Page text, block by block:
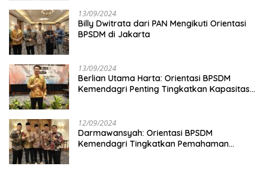
13/09/2024
Billy Dwitrata dari PAN Mengikuti Orientasi
BPSDM di Jakarta
13/09/2024
Berlian Utama Harta: Orientasi BPSDM
Kemendagri Penting Tingkatkan Kapasitas
12/09/2024
Darmawansyah: Orientasi BPSDM
Kemendagri Tingkatkan Pemahaman